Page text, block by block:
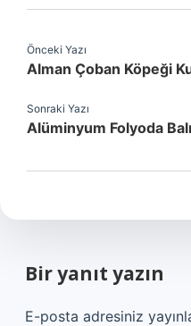
Önceki Yazı
Alman Çoban Köpeği
Sonraki Yazı
Alüminyum Folyoda
Bir yanıt yazın
E-posta adresiniz